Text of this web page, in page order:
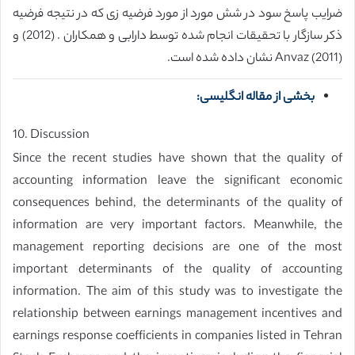
ضرایب پاسخ سود در شش مورد از مورد فرضیه زی که در نتیجه فرضیه
ذکر سازگار با تحقیقات انجام شده توسط دارابی و همکاران . (2012) و
Anvaz (2011) نشان داده شده است.
بخشی از مقاله انگلیسی:
10. Discussion
Since the recent studies have shown that the quality of
accounting information leave the significant economic
consequences behind, the determinants of the quality of
information are very important factors. Meanwhile, the
management reporting decisions are one of the most
important determinants of the quality of accounting
information. The aim of this study was to investigate the
relationship between earnings management incentives and
earnings response coefficients in companies listed in Tehran